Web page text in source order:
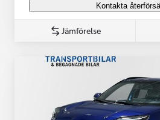
Kontakta
Jämförelse